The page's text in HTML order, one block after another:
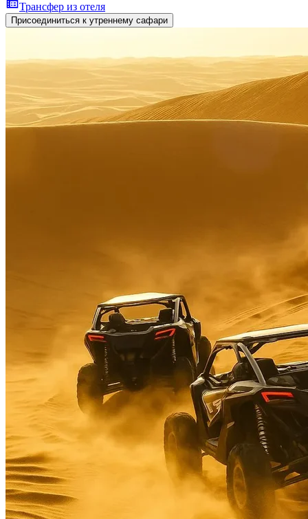
Трансфер из отеля
Присоединиться к утреннему сафари